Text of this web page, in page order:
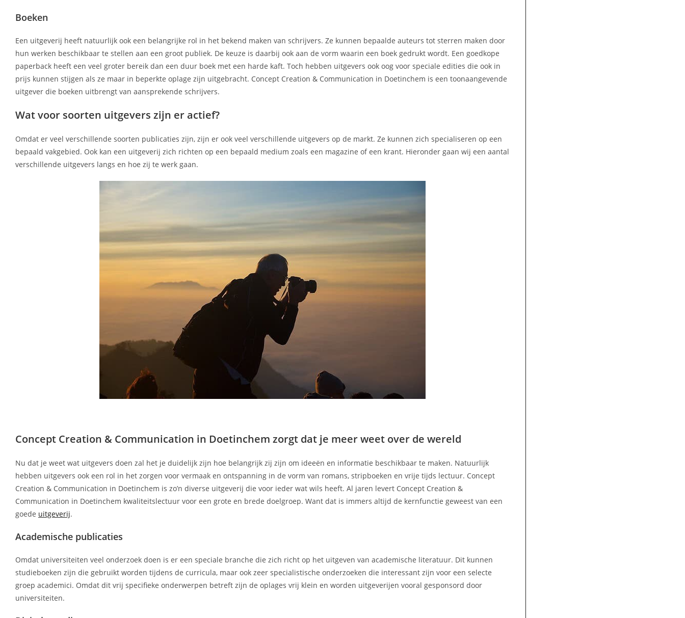
Boeken
Een uitgeverij heeft natuurlijk ook een belangrijke rol in het bekend maken van schrijvers. Ze kunnen bepaalde auteurs tot sterren maken door
hun werken beschikbaar te stellen aan een groot publiek. De keuze is daarbij ook aan de vorm waarin een boek gedrukt wordt. Een goedkope
paperback heeft een veel groter bereik dan een duur boek met een harde kaft. Toch hebben uitgevers ook oog voor speciale edities die ook in
prijs kunnen stijgen als ze maar in beperkte oplage zijn uitgebracht. Concept Creation & Communication in Doetinchem is een toonaangevende
uitgever die boeken uitbrengt van aansprekende schrijvers.
Wat voor soorten uitgevers zijn er actief?
Omdat er veel verschillende soorten publicaties zijn, zijn er ook veel verschillende uitgevers op de markt. Ze kunnen zich specialiseren op een
bepaald vakgebied. Ook kan een uitgeverij zich richten op een bepaald medium zoals een magazine of een krant. Hieronder gaan wij een aantal
verschillende uitgevers langs en hoe zij te werk gaan.
Concept Creation & Communication in Doetinchem zorgt dat je meer weet over de wereld
Nu dat je weet wat uitgevers doen zal het je duidelijk zijn hoe belangrijk zij zijn om ideeën en informatie beschikbaar te maken. Natuurlijk
hebben uitgevers ook een rol in het zorgen voor vermaak en ontspanning in de vorm van romans, stripboeken en vrije tijds lectuur. Concept
Creation & Communication in Doetinchem is zo’n diverse uitgeverij die voor ieder wat wils heeft. Al jaren levert Concept Creation &
Communication in Doetinchem kwaliteitslectuur voor een grote en brede doelgroep. Want dat is immers altijd de kernfunctie geweest van een
goede uitgeverij.
Academische publicaties
Omdat universiteiten veel onderzoek doen is er een speciale branche die zich richt op het uitgeven van academische literatuur. Dit kunnen
studieboeken zijn die gebruikt worden tijdens de curricula, maar ook zeer specialistische onderzoeken die interessant zijn voor een selecte
groep academici. Omdat dit vrij specifieke onderwerpen betreft zijn de oplages vrij klein en worden uitgeverijen vooral gesponsord door
universiteiten.